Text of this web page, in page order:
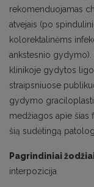
rekomenduojamas
atvejais (po
kolorektalinėms
ankstesnio gydymo).
klinikoje gydytos
straipsniuose
gydymo
medžiagos apie šias
šią sudėtingą
Pagrindiniai
interpozicija